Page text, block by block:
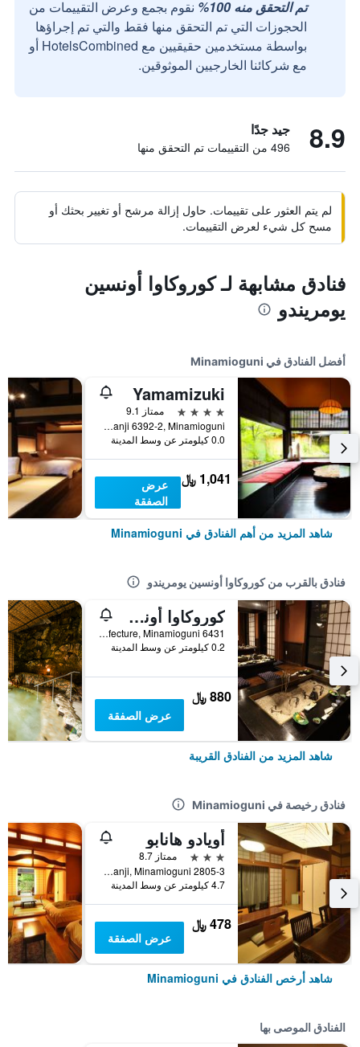
تم التحقق منه 100%
نقوم بجمع وعرض التقييمات من
الحجوزات التي تم التحقق منها فقط والتي تم إجراؤها
بواسطة مستخدمين حقيقيين مع HotelsCombined أو
مع شركائنا الخارجيين الموثوقين.
8.9 جيد جدًا
496 من التقييمات تم التحقق منها
لم يتم العثور على تقييمات. حاول إزالة مرشح أو تغيير بحثك أو
مسح كل شيء لعرض التقييمات.
فنادق مشابهة لـ كوروكاوا أونسين
يومريندو
أفضل الفنادق في Minamioguni
Yamamizuki
4 نجوم
ممتاز 9.1
Manganji 6392-2, Minamioguni, اليابان
0.0 كيلومتر عن وسط المدينة
1,041 ﷼
عرض
الصفقة
شاهد المزيد من أهم الفنادق في Minamioguni
فنادق بالقرب من كوروكاوا أونسين يومريندو
كوروكاوا أونسين ريوكان واكابا
6431 Manganji, Minamioguni-cho, Aso-gun, Kumamoto Prefecture, Minamioguni, اليابان
0.2 كيلومتر عن وسط المدينة
880 ﷼
عرض الصفقة
شاهد المزيد من الفنادق القريبة
فنادق رخيصة في Minamioguni
أويادو هانابو
3 نجوم
ممتاز 8.7
2805-3 Manganji, Minamioguni, اليابان
4.7 كيلومتر عن وسط المدينة
478 ﷼
عرض الصفقة
شاهد أرخص الفنادق في Minamioguni
الفنادق الموصى بها